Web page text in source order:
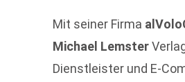
Mit seiner Firma
Michael Lemster
Dienstleister und E-